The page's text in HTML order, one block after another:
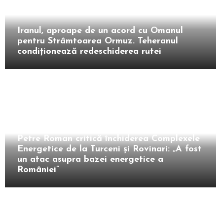
Iranul, aproape de un acord cu Omanul
pentru Strâmtoarea Ormuz. Teheranul
condiționează redeschiderea rutei
Petre Roman critică închiderea Complexele
Energetice de la Turceni și Rovinari: „A fost
un atac asupra bazei energetice a
României”